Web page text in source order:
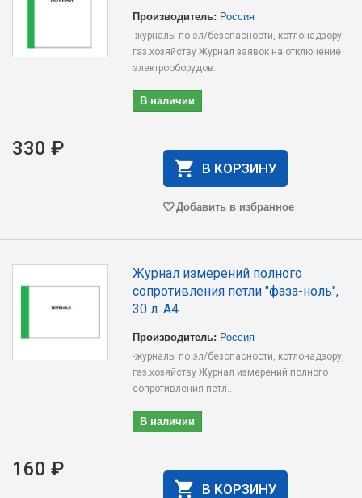
Производитель: Россия
-журналы по эл/безопасности, котлонадзору,
газ.хозяйству Журнал заявок на отключение
электрооборудов..
В наличии
330 ₽
В КОРЗИНУ
Добавить в избранное
Журнал измерений полного
сопротивления петли "фаза-ноль",
30 л. А4
Производитель: Россия
-журналы по эл/безопасности, котлонадзору,
газ.хозяйству Журнал измерений полного
сопротивления петл..
В наличии
160 ₽
В КОРЗИНУ